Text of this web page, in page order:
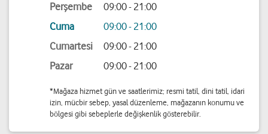
Perşembe
09:00 - 21:00
Cuma
09:00 - 21:00
Cumartesi
09:00 - 21:00
Pazar
09:00 - 21:00
*Mağaza hizmet gün ve saatlerimiz; resmi tatil, dini tatil, idari
izin, mücbir sebep, yasal düzenleme, mağazanın konumu ve
bölgesi gibi sebeplerle değişkenlik gösterebilir.